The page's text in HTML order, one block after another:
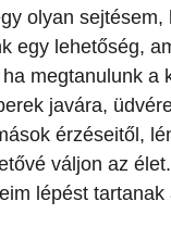
olyan sejtésem,
egy lehetőség,
megtanulunk a
javára,
érzéseitől,
váljon az
lépést tartanak